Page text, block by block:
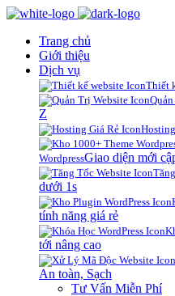
Trang chủ
Giới thiệu
Dịch vụ
Thiết
Z
WordpressGiao diện mới
dưới 1s
tính năng giá rẻ
tới nâng cao
An toàn, Sạch
Tư Vấn Miễn Phí